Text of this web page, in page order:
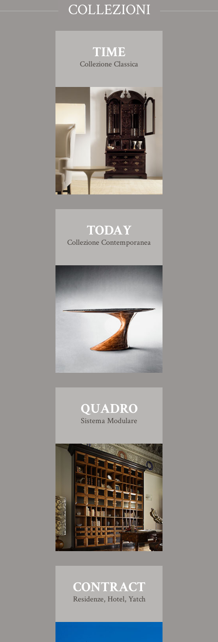
COLLEZIONI
TIME
Collezione Classica
TODAY
Collezione Contemporanea
QUADRO
Sistema Modulare
CONTRACT
Residenze, Hotel, Yatch